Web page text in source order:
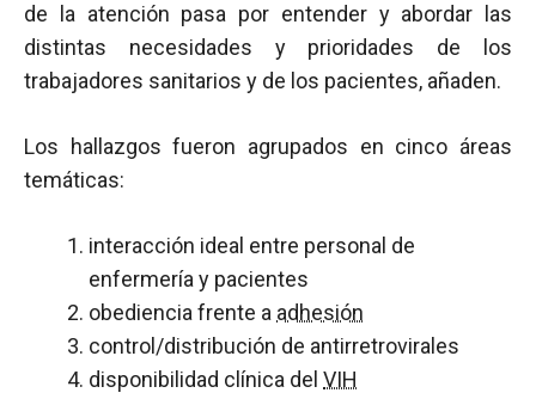
de la atención pasa por entender y abordar las
distintas necesidades y prioridades de los
trabajadores sanitarios y de los pacientes, añaden.
Los hallazgos fueron agrupados en cinco áreas
temáticas:
interacción ideal entre personal de
enfermería y pacientes
obediencia frente a adhesión
control/distribución de antirretrovirales
disponibilidad clínica del VIH